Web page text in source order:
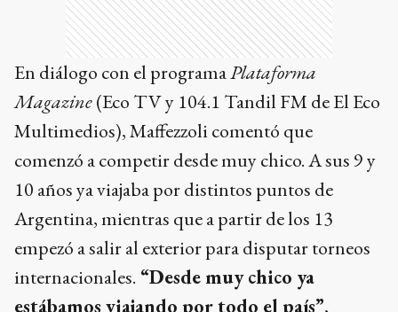
En diálogo con el programaPlataforma
Magazine(Eco TV y 104.1 Tandil FM de El Eco
Multimedios), Maffezzoli comentó que
comenzó a competir desde muy chico. A sus 9 y
10 años ya viajaba por distintos puntos de
Argentina, mientras que a partir de los 13
empezó a salir al exterior para disputar torneos
internacionales. “Desde muy chico ya
estábamos viajando por todo el país”,